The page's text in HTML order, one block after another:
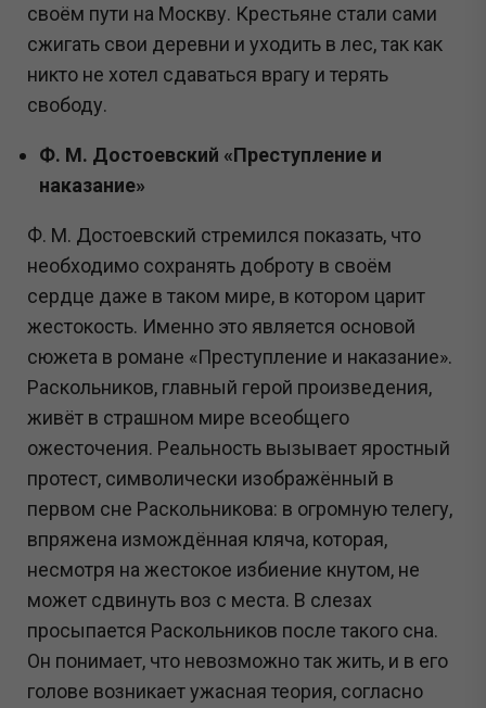
своём пути на Москву. Крестьяне стали сами
сжигать свои деревни и уходить в лес, так как
никто не хотел сдаваться врагу и терять
свободу.
Ф. М. Достоевский «Преступление и
наказание»
Ф. М. Достоевский стремился показать, что
необходимо сохранять доброту в своём
сердце даже в таком мире, в котором царит
жестокость. Именно это является основой
сюжета в романе «Преступление и наказание».
Раскольников, главный герой произведения,
живёт в страшном мире всеобщего
ожесточения. Реальность вызывает яростный
протест, символически изображённый в
первом сне Раскольникова: в огромную телегу,
впряжена измождённая кляча, которая,
несмотря на жестокое избиение кнутом, не
может сдвинуть воз с места. В слезах
просыпается Раскольников после такого сна.
Он понимает, что невозможно так жить, и в его
голове возникает ужасная теория, согласно